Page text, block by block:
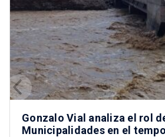
Gonzalo Vial analiza el rol
Municipalidades en el